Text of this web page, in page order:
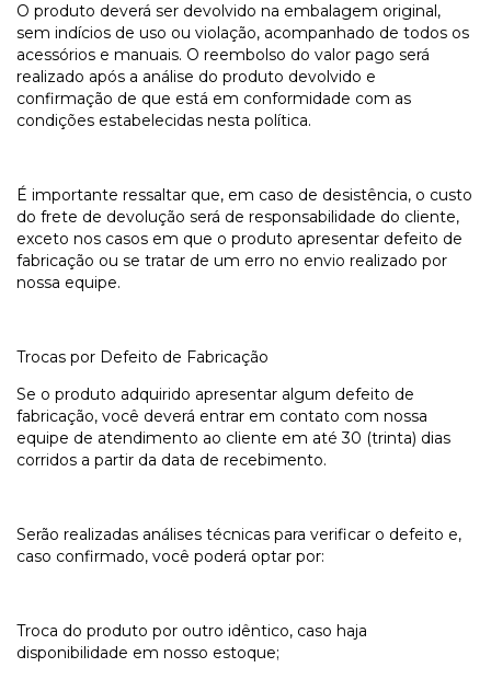
O produto deverá ser devolvido na embalagem original,
sem indícios de uso ou violação, acompanhado de todos os
acessórios e manuais. O reembolso do valor pago será
realizado após a análise do produto devolvido e
confirmação de que está em conformidade com as
condições estabelecidas nesta política.
É importante ressaltar que, em caso de desistência, o custo
do frete de devolução será de responsabilidade do cliente,
exceto nos casos em que o produto apresentar defeito de
fabricação ou se tratar de um erro no envio realizado por
nossa equipe.
Trocas por Defeito de Fabricação
Se o produto adquirido apresentar algum defeito de
fabricação, você deverá entrar em contato com nossa
equipe de atendimento ao cliente em até 30 (trinta) dias
corridos a partir da data de recebimento.
Serão realizadas análises técnicas para verificar o defeito e,
caso confirmado, você poderá optar por:
Troca do produto por outro idêntico, caso haja
disponibilidade em nosso estoque;